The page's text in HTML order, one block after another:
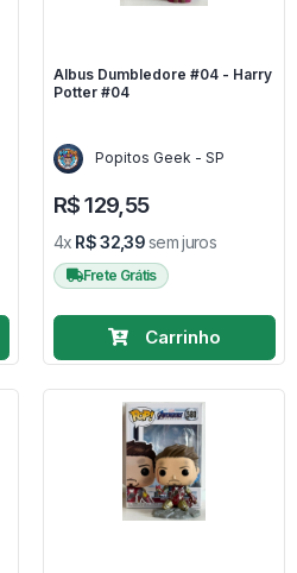
Albus Dumbledore #04 - Harry
Potter #04
Popitos Geek - SP
R$ 129,55
4x R$ 32,39sem juros
Frete Grátis
Carrinho